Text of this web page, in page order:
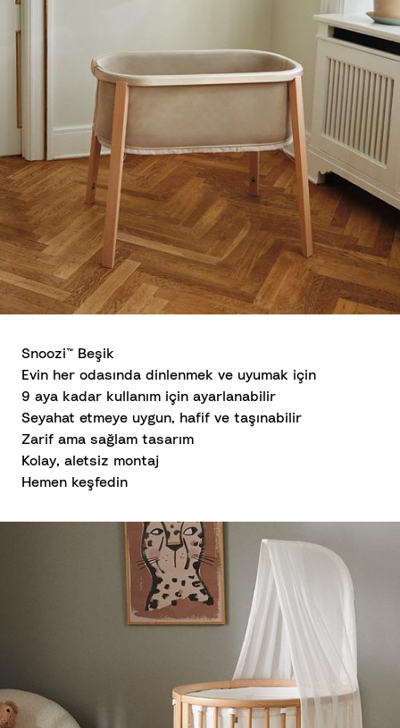
Snoozi™ Beşik
Evin her odasında dinlenmek ve uyumak için
9 aya kadar kullanım için ayarlanabilir
Seyahat etmeye uygun, hafif ve taşınabilir
Zarif ama sağlam tasarım
Kolay, aletsiz montaj
Hemen keşfedin